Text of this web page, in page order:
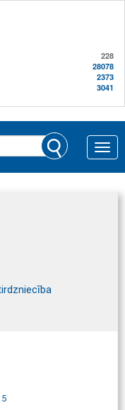
228
28078
2373
3041
Toggle